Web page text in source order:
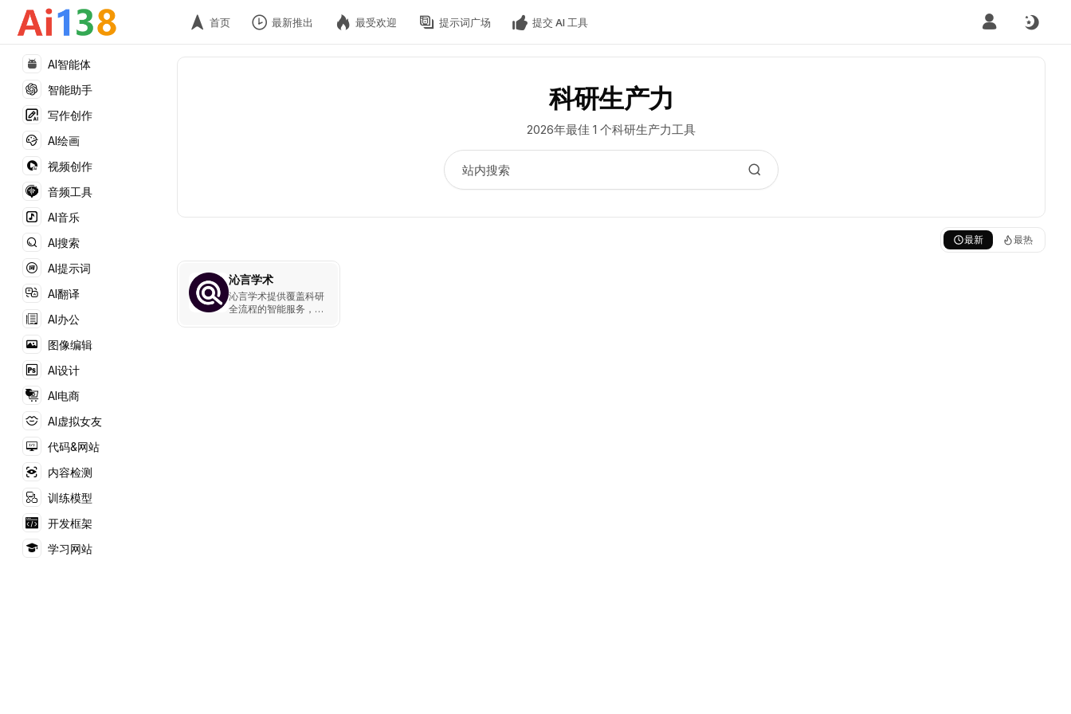
AI智能体
智能助手
写作创作
AI绘画
视频创作
音频工具
AI音乐
AI搜索
AI提示词
AI翻译
AI办公
图像编辑
AI设计
AI电商
AI虚拟女友
代码&网站
内容检测
训练模型
开发框架
学习网站
首页 最新推出 最受欢迎 提示词广场 提交 AI 工具
科研生产力
2026年最佳 1 个科研生产力工具
最新 最热
沁言学术
沁言学术提供覆盖科研
全流程的智能服务，包